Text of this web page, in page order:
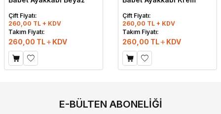
Çift Fiyatı:
260,00 TL + KDV
Takım Fiyatı:
260,00 TL KDV
Çift Fiyatı:
260,00 TL + KDV
Takım Fiyatı:
260,00 TL KDV
E-BÜLTEN ABONELIĞI